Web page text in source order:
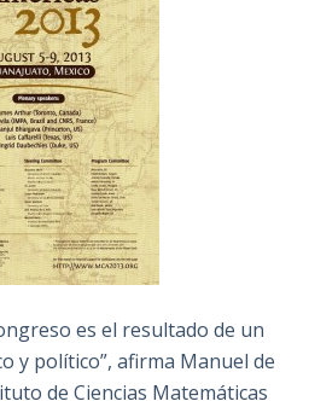
es el resultado de un
y político”, afirma Manuel de
de Ciencias Matemáticas